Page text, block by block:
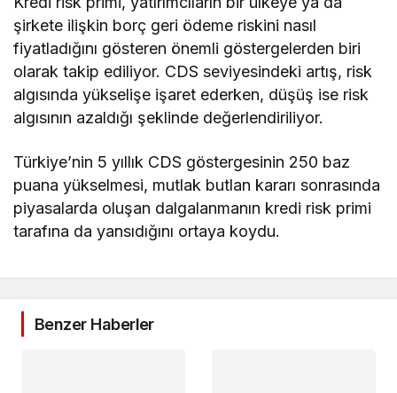
şirkete ilişkin borç geri ödeme riskini nasıl
fiyatladığını gösteren önemli göstergelerden biri
olarak takip ediliyor. CDS seviyesindeki artış, risk
algısında yükselişe işaret ederken, düşüş ise risk
algısının azaldığı şeklinde değerlendiriliyor.
Türkiye’nin 5 yıllık CDS göstergesinin 250 baz
puana yükselmesi, mutlak butlan kararı sonrasında
piyasalarda oluşan dalgalanmanın kredi risk primi
tarafına da yansıdığını ortaya koydu.
Benzer Haberler